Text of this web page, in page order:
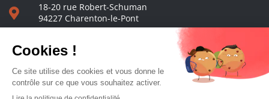
18-20 rue Robert-Schuman
94227 Charenton-le-Pont